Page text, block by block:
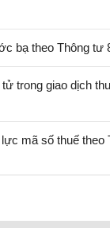
bạ theo Thông tư
trong giao dịch
mã số thuế theo